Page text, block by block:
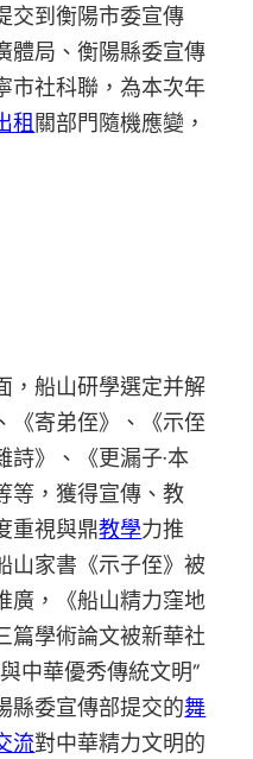
交到衡陽市委宣傳
體局、衡陽縣委宣傳
市社科聯，為本次年
租關部門隨機應變，
，船山研學選定并解
《寄弟侄》、《示侄
詩》、《更漏子·本
等，獲得宣傳、教
重視與鼎教學力推
山家書《示子侄》被
廣，《船山精力窪地
篇學術論文被新華社
中華優秀傳統文明”
縣委宣傳部提交的舞
流對中華精力文明的